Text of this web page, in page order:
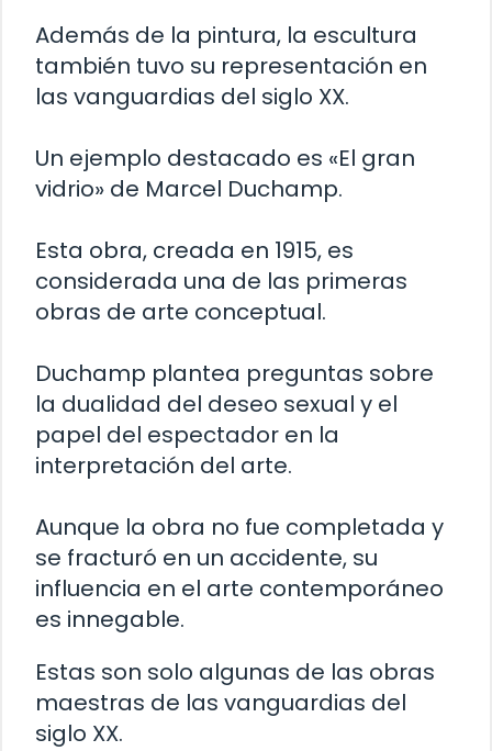
Además de la pintura, la escultura
también tuvo su representación en
las vanguardias del siglo XX.
Un ejemplo destacado es «El gran
vidrio» de Marcel Duchamp.
Esta obra, creada en 1915, es
considerada una de las primeras
obras de arte conceptual.
Duchamp plantea preguntas sobre
la dualidad del deseo sexual y el
papel del espectador en la
interpretación del arte.
Aunque la obra no fue completada y
se fracturó en un accidente, su
influencia en el arte contemporáneo
es innegable.
Estas son solo algunas de las obras
maestras de las vanguardias del
siglo XX.